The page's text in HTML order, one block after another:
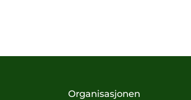
Organisasjonen